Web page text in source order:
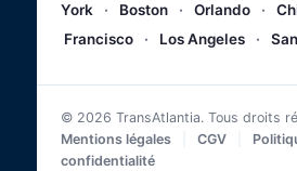
York
· Boston · Orlando ·
Francisco
· Los Angeles ·
© 2026 TransAtlantia. Tous droits
Mentions légales
CGV
confidentialité